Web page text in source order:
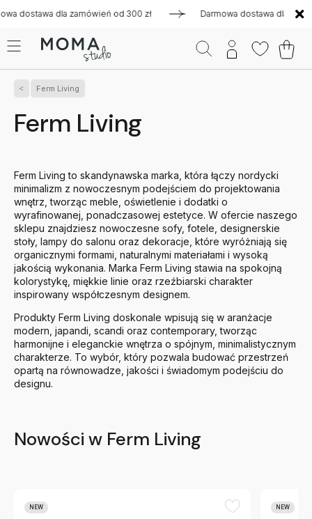
zamówień od 300 zł Darmowa dostawa dla zamówień od
Ferm Living
Ferm Living
Ferm Living to skandynawska marka, która łączy nordycki
minimalizm z nowoczesnym podejściem do projektowania
wnętrz, tworząc meble, oświetlenie i dodatki o
wyrafinowanej, ponadczasowej estetyce. W ofercie naszego
sklepu znajdziesz nowoczesne sofy, fotele, designerskie
stoły, lampy do salonu oraz dekoracje, które wyróżniają się
organicznymi formami, naturalnymi materiałami i wysoką
jakością wykonania. Marka Ferm Living stawia na spokojną
kolorystykę, miękkie linie oraz rzeźbiarski charakter
inspirowany współczesnym designem.
Produkty Ferm Living doskonale wpisują się w aranżacje
modern, japandi, scandi oraz contemporary, tworząc
harmonijne i eleganckie wnętrza o spójnym, minimalistycznym
charakterze. To wybór, który pozwala budować przestrzeń
opartą na równowadze, jakości i świadomym podejściu do
designu.
Nowości w Ferm Living
NEW NEW